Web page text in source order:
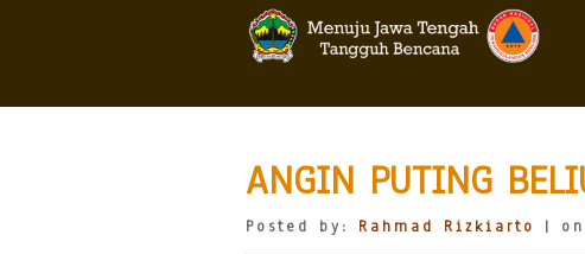
ANGIN PUTING
Posted by: Rahmad Rizkiarto |